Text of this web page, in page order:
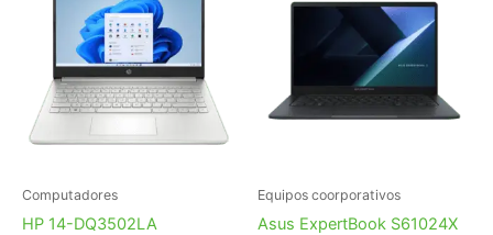
Computadores
HP 14-DQ3502LA
Equipos coorporativos
Asus ExpertBook S61024X